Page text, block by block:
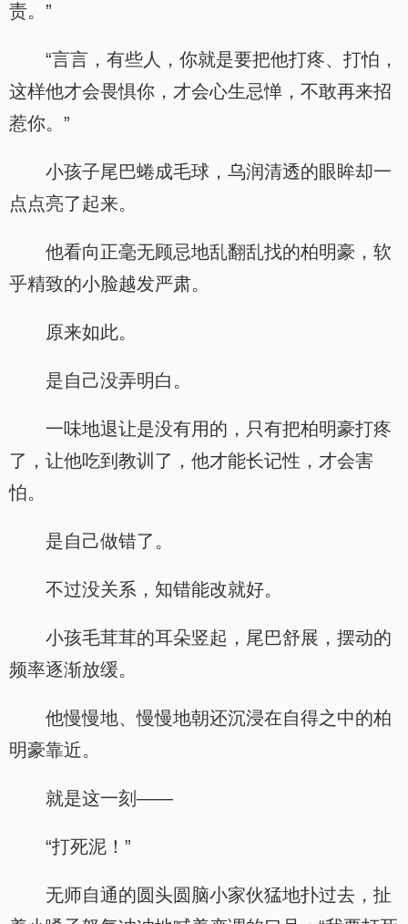
责。”
“言言，有些人，你就是要把他打疼、打怕，
这样他才会畏惧你，才会心生忌惮，不敢再来招
惹你。”
小孩子尾巴蜷成毛球，乌润清透的眼眸却一
点点亮了起来。
他看向正毫无顾忌地乱翻乱找的柏明豪，软
乎精致的小脸越发严肃。
原来如此。
是自己没弄明白。
一味地退让是没有用的，只有把柏明豪打疼
了，让他吃到教训了，他才能长记性，才会害
怕。
是自己做错了。
不过没关系，知错能改就好。
小孩毛茸茸的耳朵竖起，尾巴舒展，摆动的
频率逐渐放缓。
他慢慢地、慢慢地朝还沉浸在自得之中的柏
明豪靠近。
就是这一刻——
“打死泥！”
无师自通的圆头圆脑小家伙猛地扑过去，扯